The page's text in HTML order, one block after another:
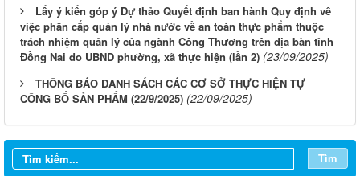
Lấy ý kiến góp ý Dự thảo Quyết định ban hành Quy định về
việc phân cấp quản lý nhà nước về an toàn thực phẩm thuộc
trách nhiệm quản lý của ngành Công Thương trên địa bàn tỉnh
Đồng Nai do UBND phường, xã thực hiện (lần 2) (23/09/2025)
THÔNG BÁO DANH SÁCH CÁC CƠ SỞ THỰC HIỆN TỰ
CÔNG BỐ SẢN PHẨM (22/9/2025) (22/09/2025)
Tìm